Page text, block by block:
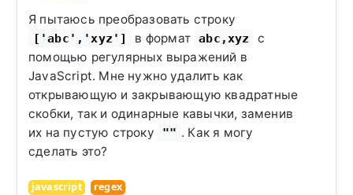
Я пытаюсь преобразовать строку
['abc','xyz'] в формат abc,xyz
с
помощью регулярных выражений в
JavaScript. Мне нужно удалить как
открывающую и закрывающую квадратные
скобки, так и одинарные кавычки, заменив
их на пустую строку
"" . Как я могу
сделать это?
javascript regex